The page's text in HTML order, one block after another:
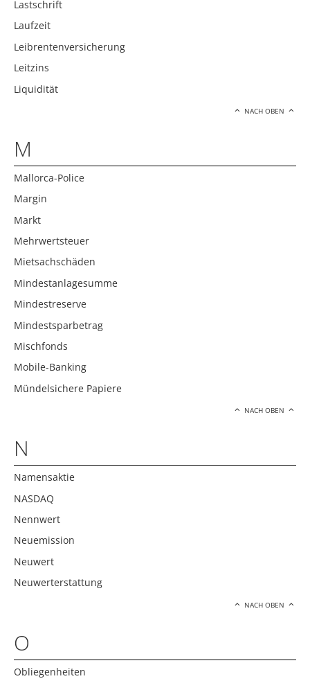
Lastschrift
Laufzeit
Leibrentenversicherung
Leitzins
Liquidität
NACH OBEN
M
Mallorca-Police
Margin
Markt
Mehrwertsteuer
Mietsachschäden
Mindestanlagesumme
Mindestreserve
Mindestsparbetrag
Mischfonds
Mobile-Banking
Mündelsichere Papiere
NACH OBEN
N
Namensaktie
NASDAQ
Nennwert
Neuemission
Neuwert
Neuwerterstattung
NACH OBEN
O
Obliegenheiten